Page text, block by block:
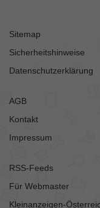
Sitemap
Sicherheitshinweise
Datenschutzerklärung
AGB
Kontakt
Impressum
RSS-Feeds
Für Webmaster
Kleinanzeigen-